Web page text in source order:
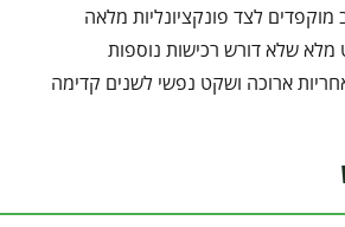
מוקפדים לצד פונקציונליות מלאה
ארוכה ושקט נפשי לשנים קדימה